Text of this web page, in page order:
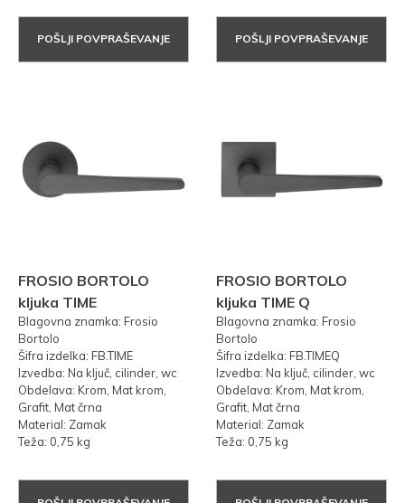
POŠLJI POVPRAŠEVANJE POŠLJI POVPRAŠEVANJE
FROSIO BORTOLO
kljuka TIME
Blagovna znamka: Frosio
Bortolo
Šifra izdelka: FB.TIME
Izvedba: Na ključ, cilinder, wc
Obdelava: Krom, Mat krom,
Grafit, Mat črna
Material: Zamak
Teža: 0,75 kg
FROSIO BORTOLO
kljuka TIME Q
Blagovna znamka: Frosio
Bortolo
Šifra izdelka: FB.TIMEQ
Izvedba: Na ključ, cilinder, wc
Obdelava: Krom, Mat krom,
Grafit, Mat črna
Material: Zamak
Teža: 0,75 kg